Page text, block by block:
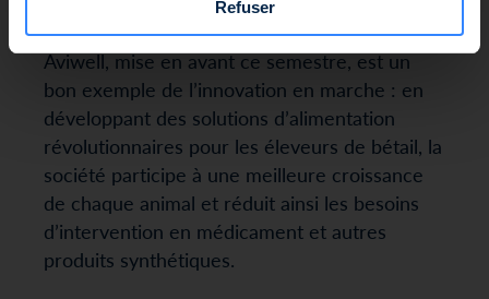
Refuser
Aviwell, mise en avant ce semestre, est un
bon exemple de l’innovation en marche : en
développant des solutions d’alimentation
révolutionnaires pour les éleveurs de bétail, la
société participe à une meilleure croissance
de chaque animal et réduit ainsi les besoins
d’intervention en médicament et autres
produits synthétiques.